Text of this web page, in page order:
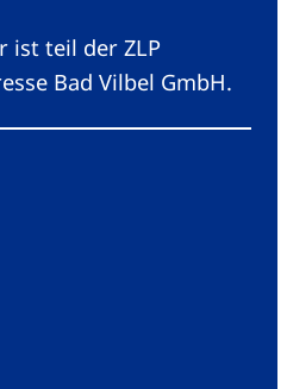
ist teil der ZLP
Bad Vilbel GmbH.